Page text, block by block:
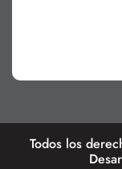
Todos los